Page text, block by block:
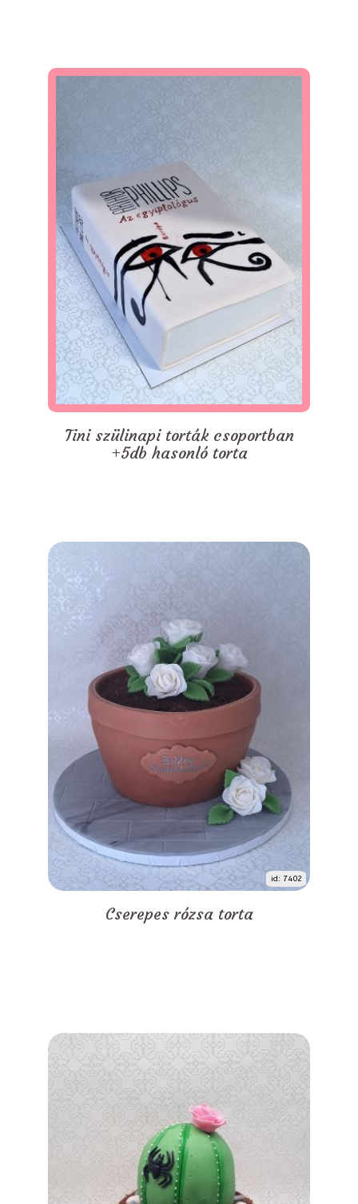
Tini szülinapi torták csoportban
+5db hasonló torta
id: 7402
Cserepes rózsa torta